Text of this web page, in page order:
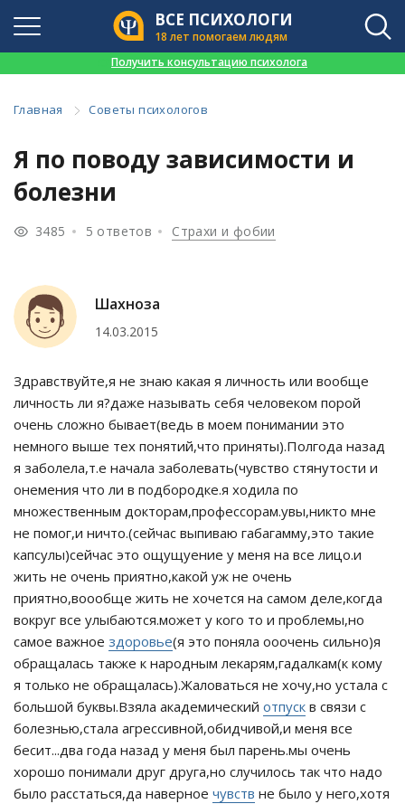
ВСЕ ПСИХОЛОГИ
18 лет помогаем людям
Получить консультацию психолога
Главная Советы психологов
Я по поводу зависимости и
болезни
3485 5 ответов Страхи и фобии
Шахноза
14.03.2015
Здравствуйте,я не знаю какая я личность или вообще
личность ли я?даже называть себя человеком порой
очень сложно бывает(ведь в моем понимании это
немного выше тех понятий,что приняты).Полгода назад
я заболела,т.е начала заболевать(чувство стянутости и
онемения что ли в подбородке.я ходила по
множественным докторам,профессорам.увы,никто мне
не помог,и ничто.(сейчас выпиваю габагамму,это такие
капсулы)сейчас это ощущуение у меня на все лицо.и
жить не очень приятно,какой уж не очень
приятно,воообще жить не хочется на самом деле,когда
вокруг все улыбаются.может у кого то и проблемы,но
самое важное здоровье(я это поняла ооочень сильно)я
обращалась также к народным лекарям,гадалкам(к кому
я только не обращалась).Жаловаться не хочу,но устала с
большой буквы.Взяла академический отпуск в связи с
болезнью,стала агрессивной,обидчивой,и меня все
бесит...два года назад у меня был парень.мы очень
хорошо понимали друг друга,но случилось так что надо
было расстаться,да наверное чувств не было у него,хотя